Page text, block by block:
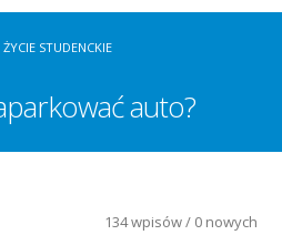
ŻYCIE STUDENCKIE
auto?
134 wpisów / 0 nowych